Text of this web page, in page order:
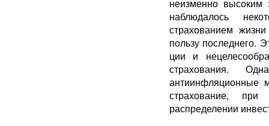
неизменно
наблюдалось
страхованием
пользу последнего.
ции и
страхо­вания.
антиинфляционные
страхование, при
распределении